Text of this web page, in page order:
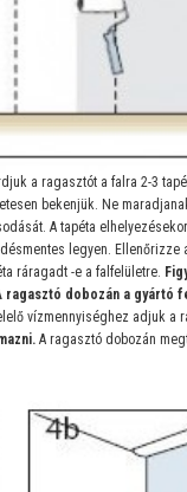
a ragasztót a falra 2-3
bekenjük. Ne
A tapéta
legyen. Ellenőrizze
ráragadt -e a falfelületre.
ragasztó dobozán a gyártó
vízmennyiséghez adjuk a
A ragasztó dobozán